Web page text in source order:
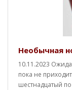
Необычная
10.11.2023
пока не
шестнадцатый